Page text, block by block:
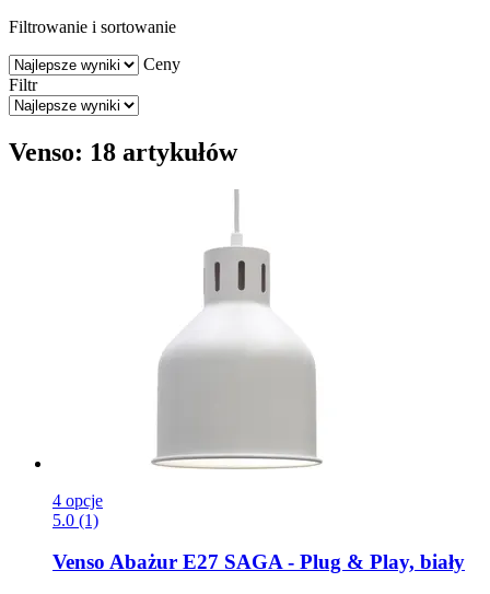
Filtrowanie i sortowanie
Ceny
Filtr
Venso: 18 artykułów
4 opcje
5.0 (1)
Venso Abażur E27 SAGA -​ Plug & Play, biały